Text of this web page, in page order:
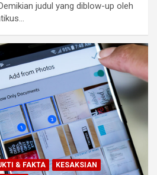
judul yang diblow-up oleh
& FAKTA
KESAKSIAN